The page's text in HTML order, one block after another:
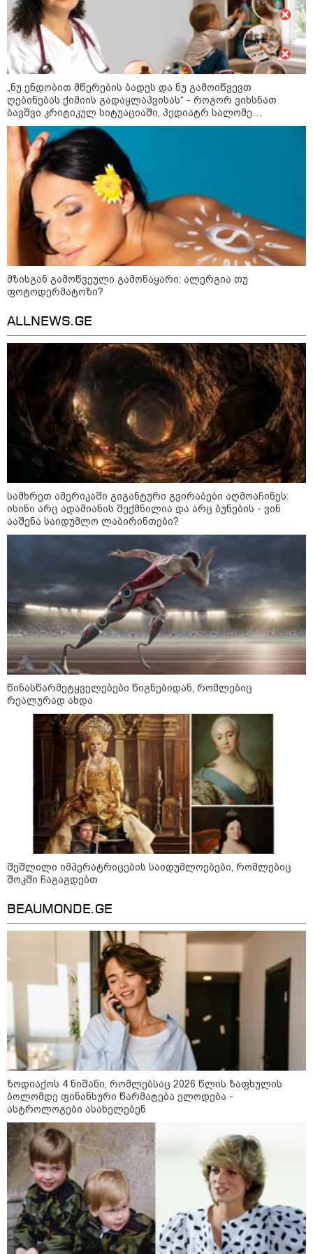
როგორ ჩავიცვათ 40 წლის
შემდეგ: მილიონერების
სტილისტის 8 ოქროს წესი და
აუცილებელი სამოსი
მსოფლიო
13:15 / 08-08-2026
უძველესი სენი და ეპიდემია: აშშ-ში
ერთდროულად კეთრს და ნაწლავურ
ინფექციას ებრძვიან - რა უნდა ვიცოდეთ
და რამდენად სახიფათოა
21:17 / 08-08-2026
აშშ-მა საქართველოში
დაფუძნებული კრიპტოკომპანია
დაასანქცირა
18:35 / 08-08-2026
"ბულგარეთის საჰაერო
სივრცეში დრონი აფეთქდა" -
ბულგარეთის პრემიერ-მინისტრი
17:13 / 08-08-2026
"დასავლეთმა საქართველო
ჩვენ წინააღმდეგ
გეოპოლიტიკური ბრძოლის
უგუნურ იარაღად გამოიყენა" -
დიმიტრი მედვედევი
23:40 / 07-08-2026
იტალიამ ყველა ქალაქში
განგაშის წითელი დონე
გამოაცხადა
კატეგორიის ყველა სიახლე
გარემოს ეროვნული სააგენტოს
ინფორმაციით, 9-11 აგვისტოს
საქართველოში მოსალოდნელია
დროგამოშვებით წვიმა
ვახტანგ კაპანაძე - დიახ, ომი
აშშ-მა საქართველოში
დაფუძნებული კრიპტოკომპანია
დაასანქცირა
„ნუ ენდობით მწერების ბადეს და ნუ გამოიწვევთ
ღებინებას ქიმიის გადაყლაპვისას“ - როგორ ვიხსნათ
ბავშვი კრიტიკულ სიტუაციაში, პედიატრ სალომე
ახვლედიანის რჩევები
მზისგან გამოწვეული გამონაყარი: ალერგია თუ
ფოტოდერმატოზი?
ALLNEWS.GE
სამხრეთ ამერიკაში გიგანტური გვირაბები აღმოაჩინეს:
ისინი არც ადამიანის შექმნილია და არც ბუნების - ვინ
ააშენა საიდუმლო ლაბირინთები?
წინასწარმეტყველებები წიგნებიდან, რომლებიც
რეალურად ახდა
შეშლილი იმპერატრიცების საიდუმლოებები, რომლებიც
შოკში ჩაგაგდებთ
BEAUMONDE.GE
ზოდიაქოს 4 ნიშანი, რომლებსაც 2026 წლის ზაფხულის
ბოლომდე ფინანსური წარმატება ელოდება -
ასტროლოგები ასახელებენ